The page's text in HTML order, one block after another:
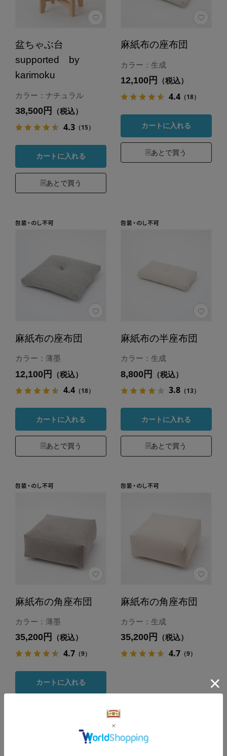
盆ちゃぶ台
supported by
karimoku
カラー：ナチュラル
38,500円 （税込）
4.3（15）
カートに入れる
あとで買う
麻紙布の座布団
カラー：生成
12,100円 （税込）
4.4（18）
カートに入れる
あとで買う
麻紙布の座布団
カラー：薄墨
12,100円 （税込）
4.4（18）
カートに入れる
あとで買う
麻紙布の半座布団
カラー：生成
8,800円 （税込）
3.8（13）
カートに入れる
あとで買う
麻紙布の角座布団
カラー：薄墨
35,200円 （税込）
4.7（9）
カートに入れる
麻紙布の角座布団
カラー：生成
35,200円 （税込）
4.7（9）